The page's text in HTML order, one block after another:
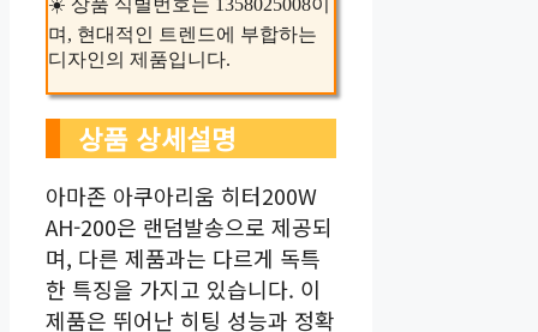
☀️ 상품 식별번호는 1358025008이
며, 현대적인 트렌드에 부합하는
디자인의 제품입니다.
상품 상세설명
아마존 아쿠아리움 히터200W
AH-200은 랜덤발송으로 제공되
며, 다른 제품과는 다르게 독특
한 특징을 가지고 있습니다. 이
제품은 뛰어난 히팅 성능과 정확